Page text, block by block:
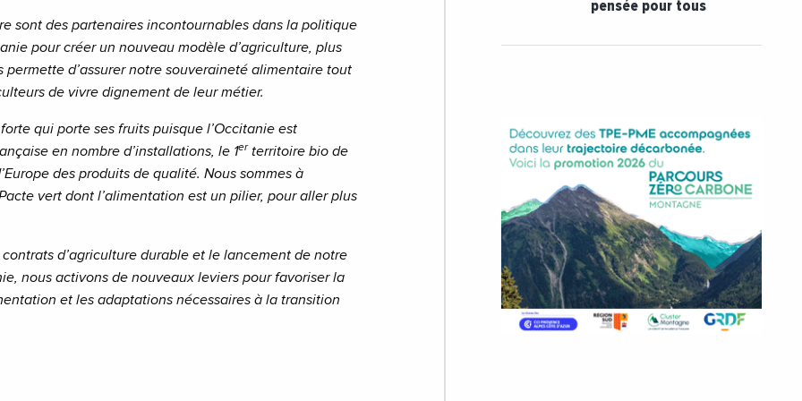
sont des partenaires incontournables dans la politique
pour créer un nouveau modèle d’agriculture, plus
permette d’assurer notre souveraineté alimentaire tout
de vivre dignement de leur métier.
qui porte ses fruits puisque l’Occitanie est
en nombre d’installations, le 1er territoire bio de
des produits de qualité. Nous sommes à
vert dont l’alimentation est un pilier, pour aller plus
d’agriculture durable et le lancement de notre
nous activons de nouveaux leviers pour favoriser la
et les adaptations nécessaires à la transition
pensée pour tous